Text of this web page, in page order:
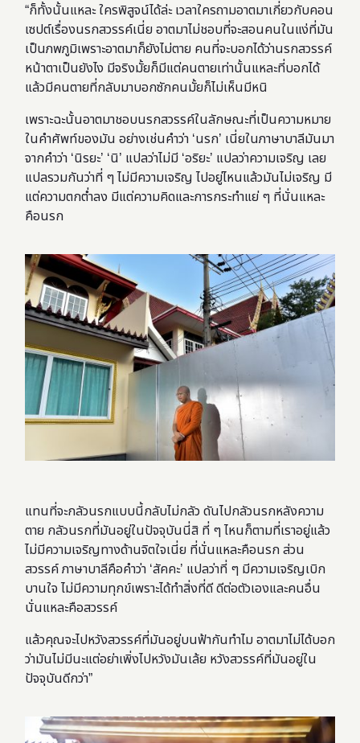
“ก็ทั้งนั้นแหละ ใครพิสูจน์ได้ล่ะ เวลาใครถามอาตมาเกี่ยวกับคอน
เซปต์เรื่องนรกสวรรค์เนี่ย อาตมาไม่ชอบที่จะสอนคนในแง่ที่มัน
เป็นภพภูมิเพราะอาตมาก็ยังไม่ตาย คนที่จะบอกได้ว่านรกสวรรค์
หน้าตาเป็นยังไง มีจริงมั้ยก็มีแต่คนตายเท่านั้นแหละที่บอกได้
แล้วมีคนตายที่กลับมาบอกซักคนมั้ยก็ไม่เห็นมีหนิ
เพราะฉะนั้นอาตมาชอบนรกสวรรค์ในลักษณะที่เป็นความหมาย
ในคำศัพท์ของมัน อย่างเช่นคำว่า ‘นรก’ เนี่ยในภาษาบาลีมันมา
จากคำว่า ‘นิรยะ’ ‘นิ’ แปลว่าไม่มี ‘อริยะ’ แปลว่าความเจริญ เลย
แปลรวมกันว่าที่ ๆ ไม่มีความเจริญ ไปอยู่ไหนแล้วมันไม่เจริญ มี
แต่ความตกต่ำลง มีแต่ความคิดและการกระทำแย่ ๆ ที่นั่นแหละ
คือนรก
แทนที่จะกลัวนรกแบบนี้กลับไม่กลัว ดันไปกลัวนรกหลังความ
ตาย กลัวนรกที่มันอยู่ในปัจจุบันนี่สิ ที่ ๆ ไหนก็ตามที่เราอยู่แล้ว
ไม่มีความเจริญทางด้านจิตใจเนี่ย ที่นั่นแหละคือนรก ส่วน
สวรรค์ ภาษาบาลีคือคำว่า ‘สัคคะ’ แปลว่าที่ ๆ มีความเจริญเบิก
บานใจ ไม่มีความทุกข์เพราะได้ทำสิ่งที่ดี ดีต่อตัวเองและคนอื่น
นั่นแหละคือสวรรค์
แล้วคุณจะไปหวังสวรรค์ที่มันอยู่บนฟ้ากันทำไม อาตมาไม่ได้บอก
ว่ามันไม่มีนะแต่อย่าเพิ่งไปหวังมันเล้ย หวังสวรรค์ที่มันอยู่ใน
ปัจจุบันดีกว่า”